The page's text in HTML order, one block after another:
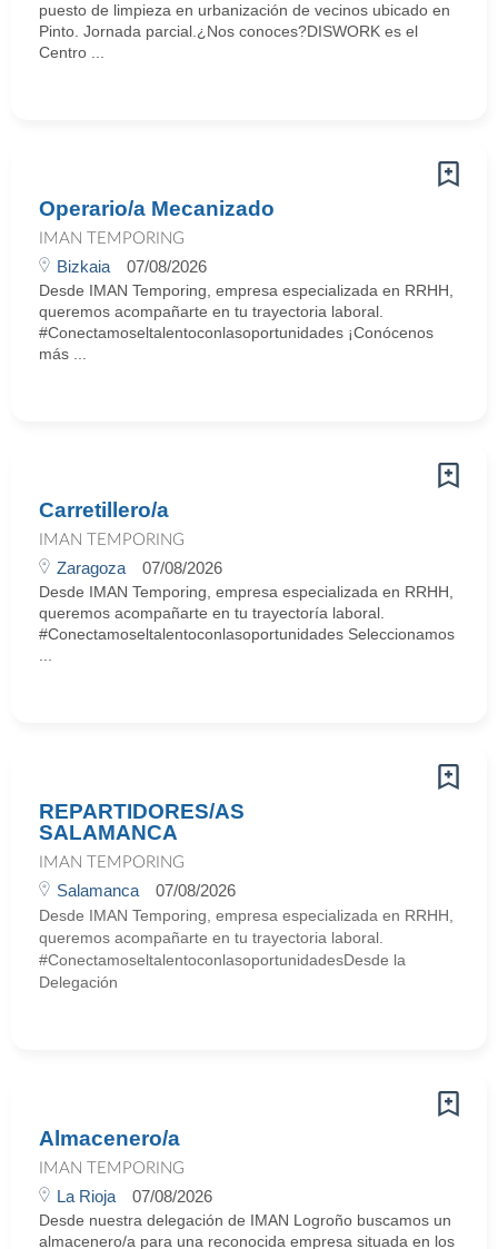
puesto de limpieza en urbanización de vecinos ubicado en
Pinto. Jornada parcial.¿Nos conoces?DISWORK es el
Centro ...
Operario/a Mecanizado
IMAN TEMPORING
Bizkaia 07/08/2026
Desde IMAN Temporing, empresa especializada en RRHH,
queremos acompañarte en tu trayectoria laboral.
#Conectamoseltalentoconlasoportunidades ¡Conócenos
más ...
Carretillero/a
IMAN TEMPORING
Zaragoza 07/08/2026
Desde IMAN Temporing, empresa especializada en RRHH,
queremos acompañarte en tu trayectoría laboral.
#Conectamoseltalentoconlasoportunidades Seleccionamos
REPARTIDORES/AS
SALAMANCA
IMAN TEMPORING
Salamanca 07/08/2026
Desde IMAN Temporing, empresa especializada en RRHH,
queremos acompañarte en tu trayectoria laboral.
#ConectamoseltalentoconlasoportunidadesDesde la
Delegación
Almacenero/a
IMAN TEMPORING
La Rioja 07/08/2026
Desde nuestra delegación de IMAN Logroño buscamos un
almacenero/a para una reconocida empresa situada en los